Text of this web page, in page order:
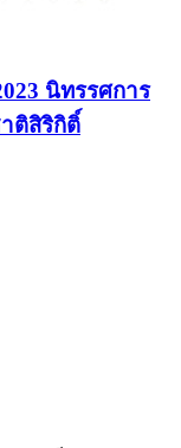
นิทรรศการ
ติสิริกิติ์